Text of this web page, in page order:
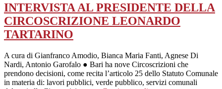
INTERVISTA AL PRESIDENTE DELLA
CIRCOSCRIZIONE LEONARDO
TARTARINO
A cura di Gianfranco Amodio, Bianca Maria Fanti, Agnese Di
Nardi, Antonio Garofalo ● Bari ha nove Circoscrizioni che
prendono decisioni, come recita l’articolo 25 dello Statuto Comunale
in materia di: lavori pubblici, verde pubblico, servizi comunali